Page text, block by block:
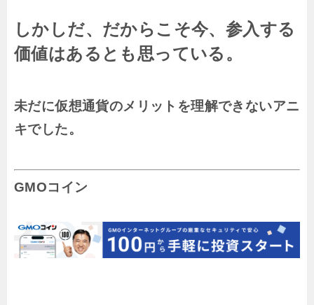
しかしだ、だからこそ今、参入する
価値はあるとも思っている。
未だに仮想通貨のメリットを理解できないアニ
キでした。
GMOコイン